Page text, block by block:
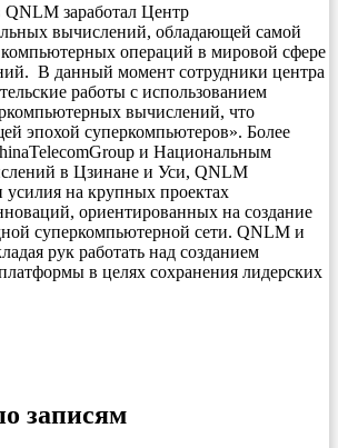
QNLM заработал Центр
вычислений, обладающей самой
операций в мировой сфере
В данный момент сотрудники центра
работы с использованием
вычислений, что
эпохой суперкомпьютеров». Более
и Национальным
в Цзинане и Уси, QNLM
усилия на крупных проектах
ориентированных на создание
суперкомпьютерной сети. QNLM и
рук работать над созданием
в целях сохранения лидерских
записям